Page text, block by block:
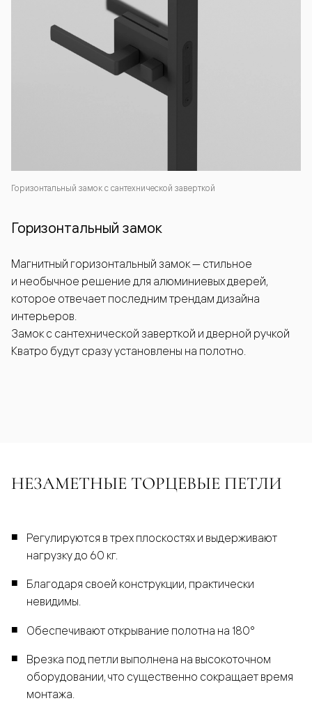
Горизонтальный замок с сантехнической заверткой
Горизонтальный замок
Магнитный горизонтальный замок — стильное
и необычное решение для алюминиевых дверей,
которое отвечает последним трендам дизайна
интерьеров.
Замок с сантехнической заверткой и дверной ручкой
Кватро будут сразу установлены на полотно.
НЕЗАМЕТНЫЕ ТОРЦЕВЫЕ ПЕТЛИ
Регулируются в трех плоскостях и выдерживают
нагрузку до 60 кг.
Благодаря своей конструкции, практически
невидимы.
Обеспечивают открывание полотна на 180°
Врезка под петли выполнена на высокоточном
оборудовании, что существенно сокращает время
монтажа.